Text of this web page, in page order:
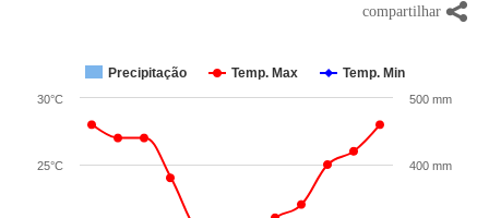
Precipitação Temp. Max Temp. Min
25°C
30°C
400 mm
500 mm